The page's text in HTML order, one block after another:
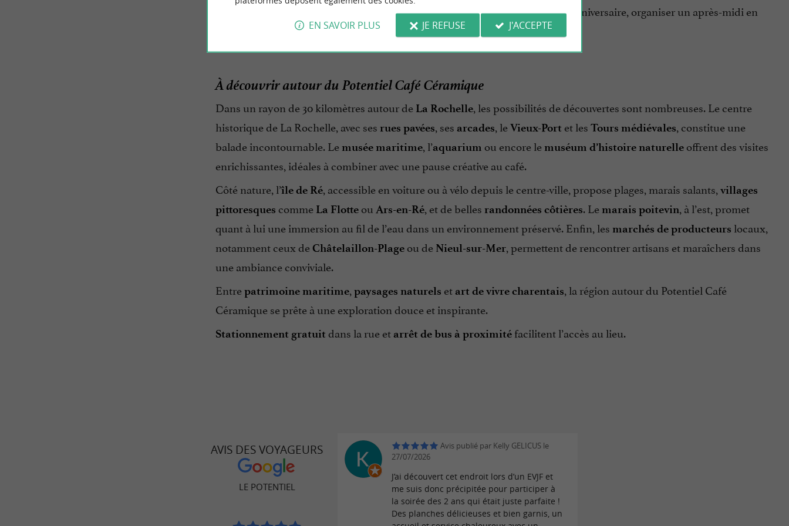
de pause hors du quotidien. C’est aussi une idée originale pour célébrer un anniversaire, organiser un après-midi en
famille ou une sortie entre collègues.
À découvrir autour du Potentiel Café Céramique
Dans un rayon de 30 kilomètres autour de La Rochelle, les possibilités de découvertes sont nombreuses. Le centre
historique de La Rochelle, avec ses rues pavées, ses arcades, leVieux-Port et les Tours médiévales, constitue une
balade incontournable. Le musée maritime, l’aquarium ou encore le muséum d’histoire naturelleoffrent des visites
enrichissantes, idéales à combiner avec une pause créative au café.
Côté nature, l’île de Ré, accessible en voiture ou à vélo depuis le centre-ville, propose plages, marais salants, villages
pittoresques comme La Flotteou Ars-en-Ré, et de belles randonnées côtières. Le marais poitevin, à l’est, promet
quant à lui une immersion au fil de l’eau dans un environnement préservé. Enfin, les marchés de producteurs locaux,
notamment ceux deChâtelaillon-Plageou de Nieul-sur-Mer, permettent de rencontrer artisans et maraîchers dans
une ambiance conviviale.
Entrepatrimoine maritime, paysages naturels et art de vivre charentais, la région autour du Potentiel Café
Céramique se prête à une exploration douce et inspirante.
Stationnement gratuit dans la rue et arrêt de bus à proximitéfacilitent l’accès au lieu.
AVIS DES VOYAGEURS
LE POTENTIEL
Avis publié par Kelly GELICUS le
27/07/2026
J’ai découvert cet endroit lors d’un EVJF et
me suis donc précipitée pour participer à
la soirée des 2 ans qui était juste parfaite !
Des planches délicieuses et bien garnis, un
EN SAVOIR PLUS JE REFUSE J'ACCEPTE